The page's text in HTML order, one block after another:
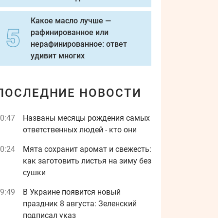
Какое масло лучше —
рафинированное или
нерафинированное: ответ
удивит многих
НОВОСТИ
Названы месяцы рождения самых
ответственных людей - кто они
Мята сохранит аромат и свежесть:
как заготовить листья на зиму без
сушки
В Украине появится новый
праздник 8 августа: Зеленский
подписал указ